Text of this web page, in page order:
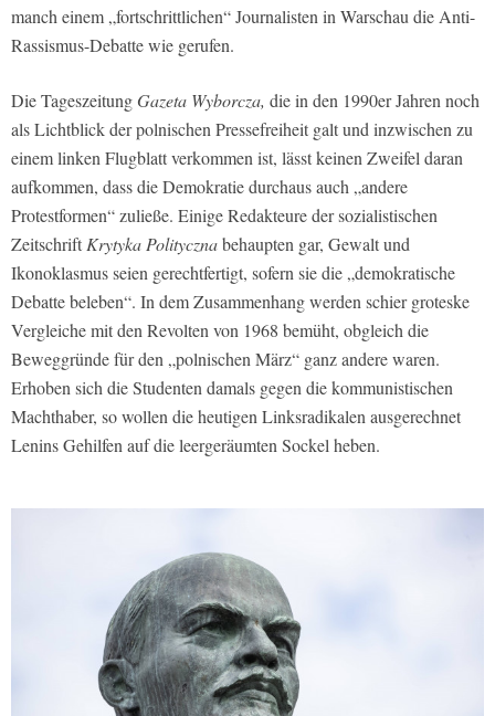
manch einem „fortschrittlichen“ Journalisten in Warschau die Anti-
Rassismus-Debatte wie gerufen.
Die TageszeitungGazeta Wyborcza, die in den 1990er Jahren noch
als Lichtblick der polnischen Pressefreiheit galt und inzwischen zu
einem linken Flugblatt verkommen ist, lässt keinen Zweifel daran
aufkommen, dass die Demokratie durchaus auch „andere
Protestformen“ zuließe. Einige Redakteure der sozialistischen
Zeitschrift Krytyka Politycznabehaupten gar, Gewalt und
Ikonoklasmus seien gerechtfertigt, sofern sie die „demokratische
Debatte beleben“. In dem Zusammenhang werden schier groteske
Vergleiche mit den Revolten von 1968 bemüht, obgleich die
Beweggründe für den „polnischen März“ ganz andere waren.
Erhoben sich die Studenten damals gegen die kommunistischen
Machthaber, so wollen die heutigen Linksradikalen ausgerechnet
Lenins Gehilfen auf die leergeräumten Sockel heben.